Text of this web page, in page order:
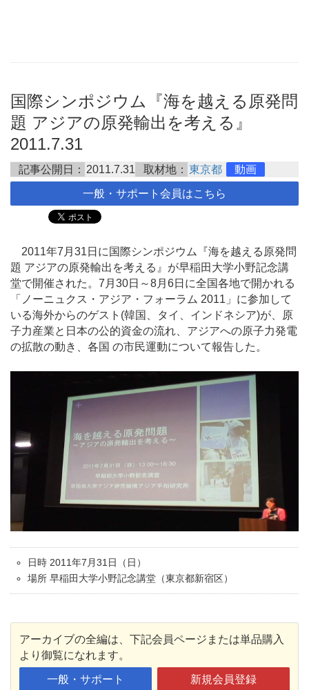
国際シンポジウム『海を越える原発問
題 アジアの原発輸出を考える』
2011.7.31
記事公開日： 2011.7.31 取材地： 東京都 動画
一般・サポート会員はこちら
2011年7月31日に国際シンポジウム『海を越える原発問
題 アジアの原発輸出を考える』が早稲田大学小野記念講
堂で開催された。7月30日～8月6日に全国各地で開かれる
「ノーニュクス・アジア・フォーラム 2011」に参加して
いる海外からのゲスト(韓国、タイ、インドネシア)が、原
子力産業と日本の公的資金の流れ、アジアへの原子力発電
の拡散の動き、各国 の市民運動について報告した。
日時 2011年7月31日（日）
場所 早稲田大学小野記念講堂（東京都新宿区）
アーカイブの全編は、下記会員ページまたは単品購入
より御覧になれます。
一般・サポート 新規会員登録